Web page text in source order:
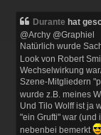
Durante hat
@Archy @Graphiel
Natürlich wurde
Look von Robert
Wechselwirkung
Szene-Mitgliedern
wurde z.B. meines
Und Tilo Wolff ist ja
"ein Grufti" war (und
nebenbei bemerkt